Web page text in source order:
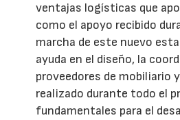
ventajas logísticas que
como el apoyo recibido
marcha de este nuevo
ayuda en el diseño, la
proveedores de mobiliario
realizado durante todo el
fundamentales para el